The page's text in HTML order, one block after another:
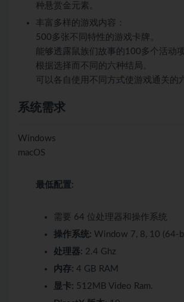
种悬赏金元素。
丰富多样的游戏内容：
500多张不同特性的游戏卡牌。
能够透露鼠族们故事的100多个活动项
根据选择而不同的六种结局。
可以各自使用不同方式使游戏通关的
系统需求
Windows
macOS
最低配置:
需要 64 位处理器和操作系统
操作系统: Window 7, 8, 10 (64-
处理器: 2.4 Ghz
内存: 4 GB RAM
显卡: 512MB Video Ram.